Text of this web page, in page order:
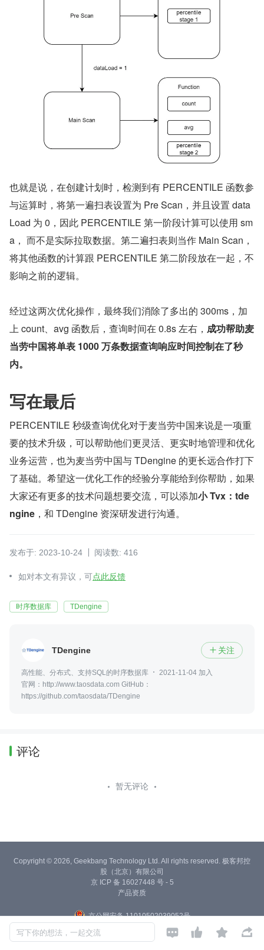
也就是说，在创建计划时，检测到有 PERCENTILE 函数参
与运算时，将第一遍扫表设置为 Pre Scan，并且设置 data
Load 为 0，因此 PERCENTILE 第一阶段计算可以使用 sm
a， 而不是实际拉取数据。第二遍扫表则当作 Main Scan，
将其他函数的计算跟 PERCENTILE 第二阶段放在一起，不
影响之前的逻辑。
经过这两次优化操作，最终我们消除了多出的 300ms，加
上 count、avg 函数后，查询时间在 0.8s 左右， 成功帮助麦
当劳中国将单表 1000 万条数据查询响应时间控制在了秒
内。
写在最后
PERCENTILE 秒级查询优化对于麦当劳中国来说是一项重
要的技术升级，可以帮助他们更灵活、更实时地管理和优化
业务运营，也为麦当劳中国与 TDengine 的更长远合作打下
了基础。希望这一优化工作的经验分享能给到你帮助，如果
大家还有更多的技术问题想要交流，可以添加小 Tvx：tde
ngine ，和 TDengine 资深研发进行沟通。
发布于: 2023-10-24 阅读数: 416
如对本文有异议，可点此反馈
时序数据库 ​TDengine
TDengine  关注
高性能、分布式、支持SQL的时序数据库
2021-11-04 加入
官网：http://www.taosdata.com GitHub：
https://github.com/taosdata/TDengine
评论
暂无评论
写下你的想法，一起交流    
Copyright © 2026, Geekbang Technology Ltd. All rights reserved. 极客邦控
股（北京）有限公司
京 ICP 备 16027448 号 - 5
产品资质
京公网安备 11010502039052号